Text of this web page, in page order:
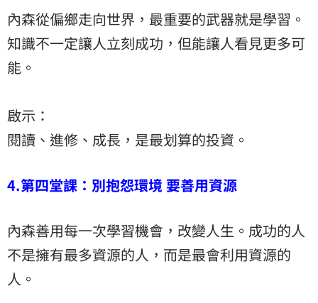
內森從偏鄉走向世界，最重要的武器就是學習。
知識不一定讓人立刻成功，但能讓人看見更多可
能。
啟示：
閱讀、進修、成長，是最划算的投資。
4.第四堂課：別抱怨環境 要善用資源
內森善用每一次學習機會，改變人生。成功的人
不是擁有最多資源的人，而是最會利用資源的
人。